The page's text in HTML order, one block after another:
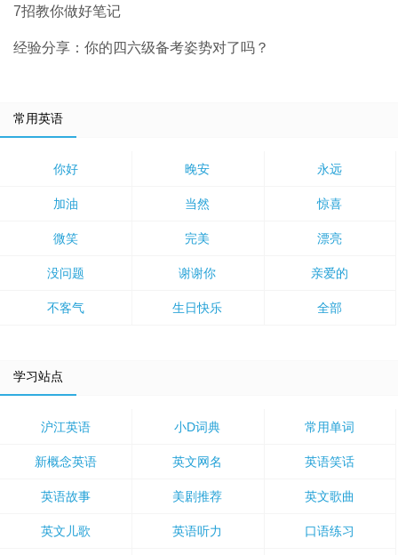
7招教你做好笔记
经验分享：你的四六级备考姿势对了吗？
常用英语
你好 晚安 永远
加油 当然 惊喜
微笑 完美 漂亮
没问题 谢谢你 亲爱的
不客气 生日快乐 全部
学习站点
沪江英语 小D词典 常用单词
新概念英语 英文网名 英语笑话
英语故事 美剧推荐 英文歌曲
英文儿歌 英语听力 口语练习